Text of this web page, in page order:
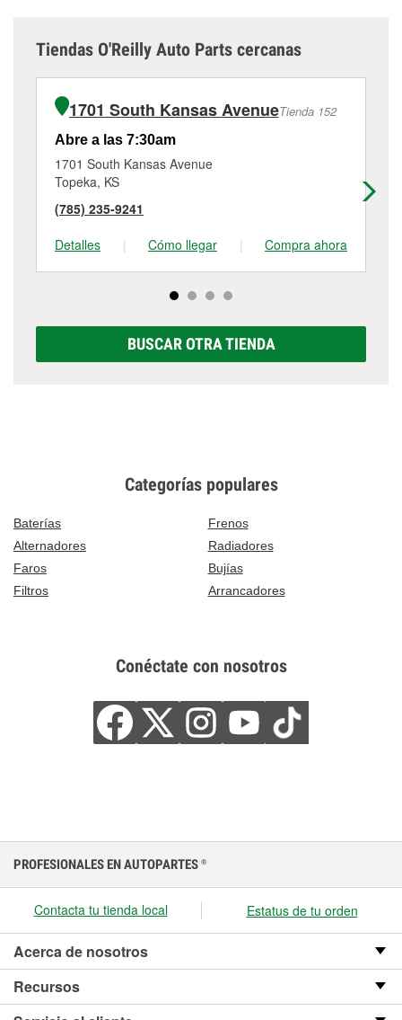
Tiendas O'Reilly Auto Parts cercanas
1701 South Kansas AvenueTienda 152
Abre a las 7:30am
1701 South Kansas Avenue
Topeka, KS
(785) 235-9241
Detalles
| Cómo llegar | Compra ahora
BUSCAR OTRA TIENDA
Categorías populares
Baterías
Frenos
Alternadores
Radiadores
Faros
Bujías
Filtros
Arrancadores
Conéctate con nosotros
PROFESIONALES EN AUTOPARTES ®
Contacta tu tienda local Estatus de tu orden
Acerca de nosotros
Recursos